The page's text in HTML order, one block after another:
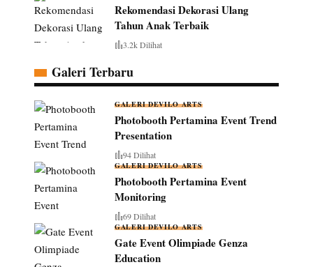
Rekomendasi Dekorasi Ulang
Tahun Anak Terbaik
3.2k Dilihat
Galeri Terbaru
GALERI DEVILO ARTS
Photobooth Pertamina Event Trend
Presentation
94 Dilihat
GALERI DEVILO ARTS
Photobooth Pertamina Event
Monitoring
69 Dilihat
GALERI DEVILO ARTS
Gate Event Olimpiade Genza
Education